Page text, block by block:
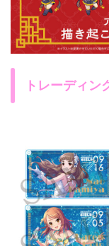
トレーディン